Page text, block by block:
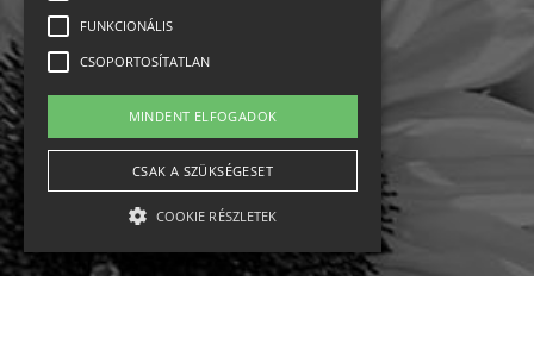
Impresszum-kapcsolat
Jogi nyilatkozat
Rólunk
English
FUNKCIONÁLIS
CSOPORTOSÍTATLAN
MINDENT ELFOGADOK
CSAK A SZÜKSÉGESET
COOKIE RÉSZLETEK